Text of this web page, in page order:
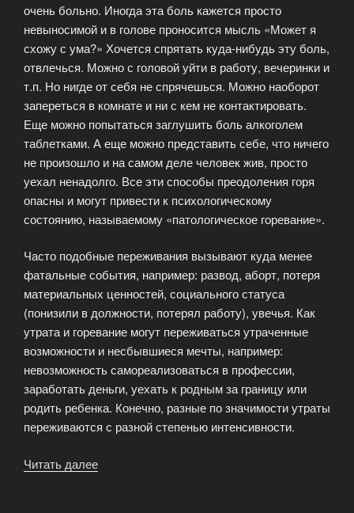
очень больно. Иногда эта боль кажется просто
невыносимой и в голове проносится мысль «Может я
схожу с ума?» Хочется спрятать куда-нибудь эту боль,
отвлечься. Можно с головой уйти в работу, вечеринки и
т.п. Но нигде от себя не спрячешься. Можно наоборот
запереться в комнате и ни с кем не контактировать.
Еще можно попытаться заглушить боль алкоголем
таблетками. А еще можно представить себе, что ничего
не произошло и на самом деле человек жив, просто
уехал ненадолго. Все эти способы преодоления горя
опасны и могут привести к психологическому
состоянию, называемому «патологическое горевание».
Часто подобные переживания вызывают куда менее
фатальные события, например: развод, аборт, потеря
материальных ценностей, социального статуса
(понизили в должности, потерял работу), увечья. Как
утрата и горевание могут переживаться утраченные
возможности и несбывшиеся мечты, например:
невозможность самореализоваться в профессии,
заработать деньги, уехать к родным за границу или
родить ребенка. Конечно, разные по значимости утраты
переживаются с разной степенью интенсивности.
Читать далее